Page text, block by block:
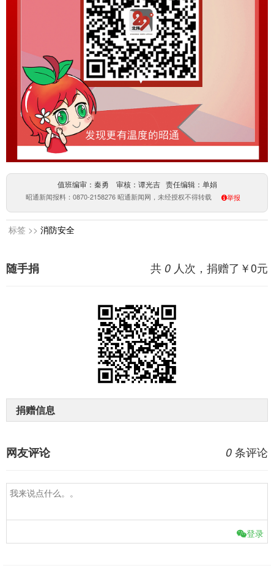
值班编审：秦勇 审核：谭光吉 责任编辑：单娟
昭通新闻报料：0870-2158276 昭通新闻网，未经授权不得转载 举报
标签 >> 消防安全
共 0 人次，捐赠了￥0元
随手捐
捐赠信息
0 条评论
网友评论
登录